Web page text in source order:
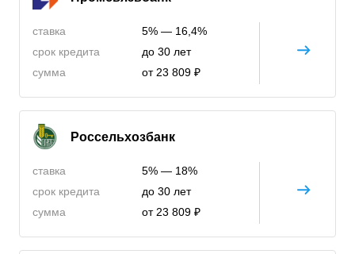
ставка
срок кредита
сумма
5% — 16,4%
до 30 лет
от 23 809 ₽
Россельхозбанк
ставка
срок кредита
сумма
5% — 18%
до 30 лет
от 23 809 ₽